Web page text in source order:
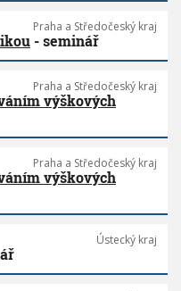
Praha a Středočeský kraj
- seminář
Praha a Středočeský kraj
výškových
Praha a Středočeský kraj
výškových
Ústecký kraj